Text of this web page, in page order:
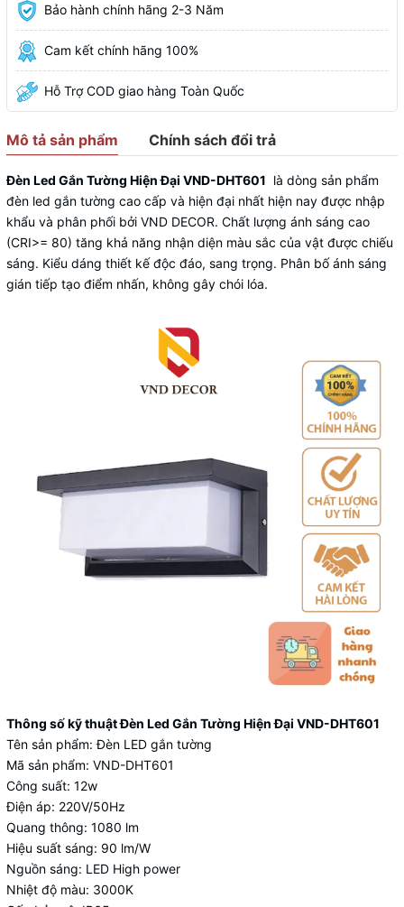
Bảo hành chính hãng 2-3 Năm
Cam kết chính hãng 100%
Hỗ Trợ COD giao hàng Toàn Quốc
Mô tả sản phẩm Chính sách đổi trả
Đèn Led Gắn Tường Hiện Đại VND-DHT601 là dòng sản phẩm
đèn led gắn tường cao cấp và hiện đại nhất hiện nay được nhập
khẩu và phân phối bởi VND DECOR. Chất lượng ánh sáng cao
(CRI>= 80) tăng khả năng nhận diện màu sắc của vật được chiếu
sáng. Kiểu dáng thiết kế độc đáo, sang trọng. Phân bố ánh sáng
gián tiếp tạo điểm nhấn, không gây chói lóa.
Thông số kỹ thuật Đèn Led Gắn Tường Hiện Đại VND-DHT601
Tên sản phẩm: Đèn LED gắn tường
Mã sản phẩm: VND-DHT601
Công suất: 12w
Điện áp: 220V/50Hz
Quang thông: 1080 lm
Hiệu suất sáng: 90 lm/W
Nguồn sáng: LED High power
Nhiệt độ màu: 3000K